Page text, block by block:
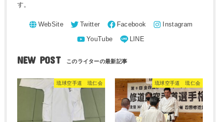
す。
NEW POST
琉球空手道 琉仁会 琉球空手道 琉仁会